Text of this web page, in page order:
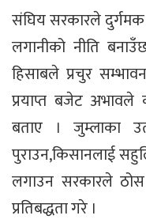
संघिय सरकारले
लगानीको नीति
हिसाबले प्रचुर
प्रयाप्त बजेट अभावले
बताए । जुम्लाका
पुराउन,किसानलाई
लगाउन सरकारले ठोस
प्रतिबद्धता गरे ।